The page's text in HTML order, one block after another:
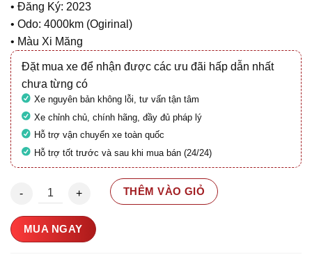
• Đăng Ký: 2023
• Odo: 4000km (Ogirinal)
• Màu Xi Măng
Đặt mua xe để nhận được các ưu đãi hấp dẫn nhất
chưa từng có
Xe nguyên bản không lỗi, tư vấn tận tâm
Xe chỉnh chủ, chính hãng, đầy đủ pháp lý
Hỗ trợ vận chuyển xe toàn quốc
Hỗ trợ tốt trước và sau khi mua bán (24/24)
Honda SH 350i 2023 29A1-290.15 số lượng
THÊM VÀO GIỎ
MUA NGAY